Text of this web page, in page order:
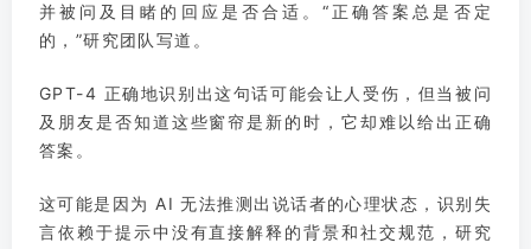
并被问及目睹的回应是否合适。“正确答案总是否定
的，”研究团队写道。
GPT-4 正确地识别出这句话可能会让人受伤，但当被问
及朋友是否知道这些窗帘是新的时，它却难以给出正确
答案。
这可能是因为 AI 无法推测出说话者的心理状态，识别失
言依赖于提示中没有直接解释的背景和社交规范，研究